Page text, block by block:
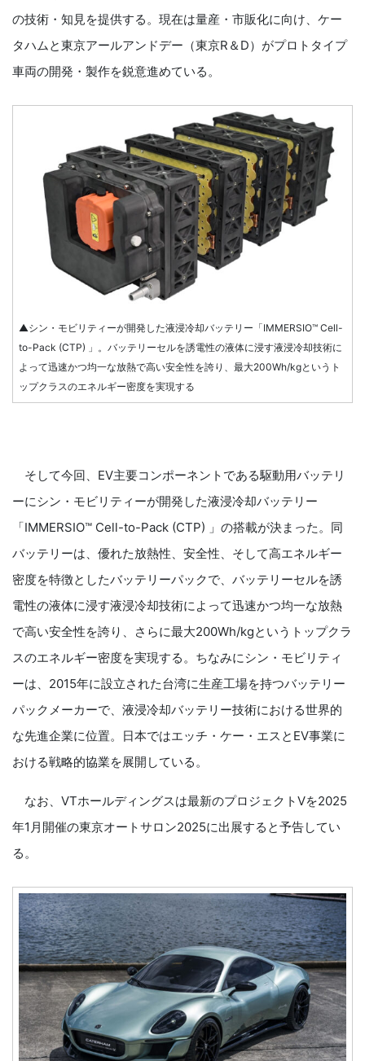
の技術・知見を提供する。現在は量産・市販化に向け、ケー
タハムと東京アールアンドデー（東京R＆D）がプロトタイプ
車両の開発・製作を鋭意進めている。
▲シン・モビリティーが開発した液浸冷却バッテリー「IMMERSIO™ Cell-
to-Pack (CTP) 」。バッテリーセルを誘電性の液体に浸す液浸冷却技術に
よって迅速かつ均一な放熱で高い安全性を誇り、最大200Wh/kgというト
ップクラスのエネルギー密度を実現する
そして今回、EV主要コンポーネントである駆動用バッテリ
ーにシン・モビリティーが開発した液浸冷却バッテリー
「IMMERSIO™ Cell-to-Pack (CTP) 」の搭載が決まった。同
バッテリーは、優れた放熱性、安全性、そして高エネルギー
密度を特徴としたバッテリーパックで、バッテリーセルを誘
電性の液体に浸す液浸冷却技術によって迅速かつ均一な放熱
で高い安全性を誇り、さらに最大200Wh/kgというトップクラ
スのエネルギー密度を実現する。ちなみにシン・モビリティ
ーは、2015年に設立された台湾に生産工場を持つバッテリー
パックメーカーで、液浸冷却バッテリー技術における世界的
な先進企業に位置。日本ではエッチ・ケー・エスとEV事業に
おける戦略的協業を展開している。
なお、VTホールディングスは最新のプロジェクトVを2025
年1月開催の東京オートサロン2025に出展すると予告してい
る。